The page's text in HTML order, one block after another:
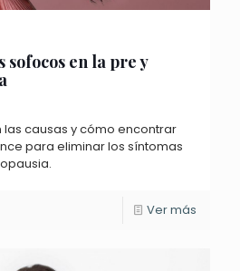
sofocos en la pre y
causas y cómo encontrar
para eliminar los síntomas
Ver más